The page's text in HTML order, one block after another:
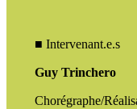
■ Intervenant.e.s
Guy Trinchero
Chorégraphe/